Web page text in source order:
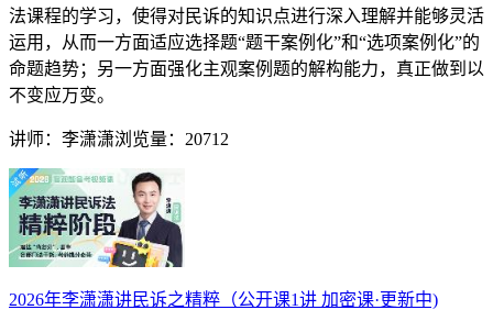
法课程的学习，使得对民诉的知识点进行深入理解并能够灵活
运用，从而一方面适应选择题“题干案例化”和“选项案例化”的
命题趋势；另一方面强化主观案例题的解构能力，真正做到以
不变应万变。
讲师：李潇潇浏览量：20712
2026年李潇潇讲民诉之精粹（公开课1讲 加密课·更新中)